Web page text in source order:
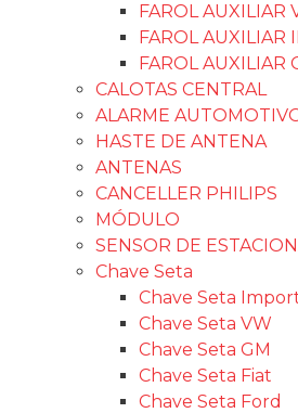
FAROL AUXILIAR
FAROL AUXILIAR
FAROL AUXILIAR
CALOTAS CENTRAL
ALARME
HASTE DE ANTENA
ANTENAS
CANCELLER PHILIPS
MÓDULO
SENSOR DE
Chave Seta
Chave Seta
Chave Seta VW
Chave Seta GM
Chave Seta Fiat
Chave Seta Ford